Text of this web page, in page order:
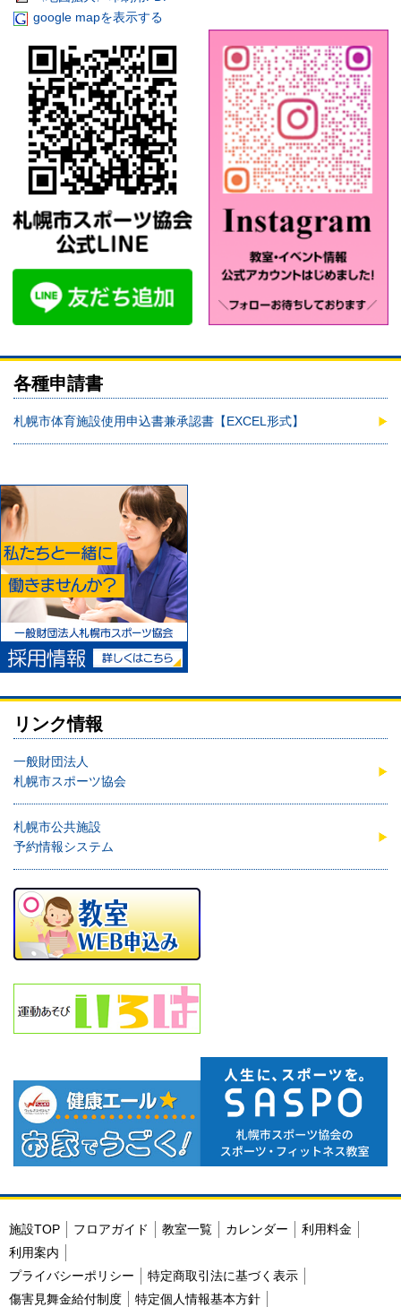
google mapを表示する
各種申請書
札幌市体育施設使用申込書兼承認書【EXCEL形式】
リンク情報
一般財団法人
札幌市スポーツ協会
札幌市公共施設
予約情報システム
施設TOP フロアガイド 教室一覧 カレンダー
利用料金
利用案内
プライバシーポリシー
特定商取引法に基づく表示
傷害見舞金給付制度
特定個人情報基本方針